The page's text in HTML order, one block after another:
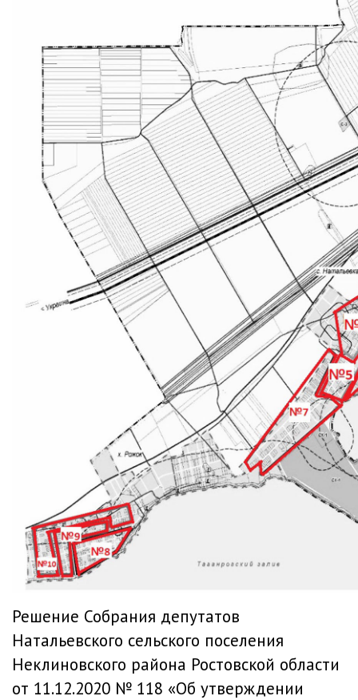
Решение Собрания депутатов
Натальевского сельского поселения
Неклиновского района Ростовской области
от 11.12.2020 № 118 «Об утверждении